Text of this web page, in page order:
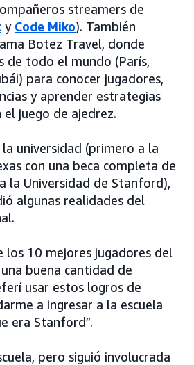
streamers de
y Code Miko). También
Botez Travel, donde
de todo el mundo (París,
para conocer jugadores,
y aprender estrategias
juego de ajedrez.
universidad (primero a la
con una beca completa de
la Universidad de Stanford),
algunas realidades del
los 10 mejores jugadores del
buena cantidad de
usar estos logros de
a ingresar a la escuela
era Stanford”.
pero siguió involucrada